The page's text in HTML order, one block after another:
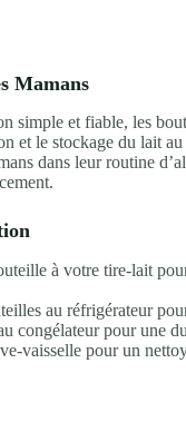
Mamans
simple et fiable, les
et le stockage du lait
dans leur routine
à votre tire-lait
au réfrigérateur
congélateur pour une
vaisselle pour un